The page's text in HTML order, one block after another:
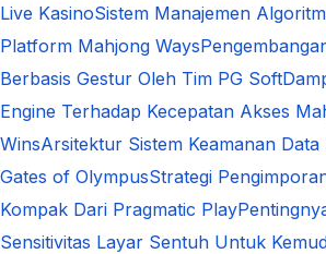
Live KasinoSistem Manajemen
Platform Mahjong Ways
Berbasis Gestur Oleh Tim PG Soft
Engine Terhadap Kecepatan Akses
WinsArsitektur Sistem Keamanan
Gates of OlympusStrategi
Kompak Dari Pragmatic Play
Sensitivitas Layar Sentuh Untuk